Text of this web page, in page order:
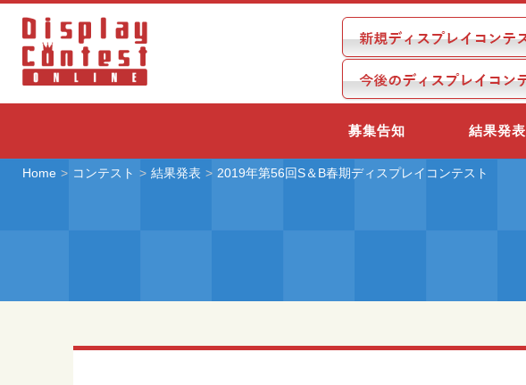
募集告知 結果発表
Home コンテスト 結果発表 2019年第56回S＆B春期ディスプレイコンテスト